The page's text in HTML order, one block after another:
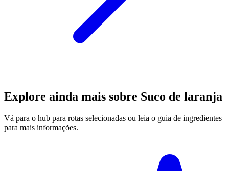
Explore ainda mais sobre Suco de laranja
Vá para o hub para rotas selecionadas ou leia o guia de ingredientes
para mais informações.